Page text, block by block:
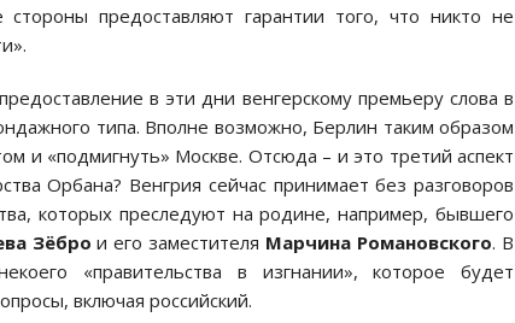
предоставляют гарантии того, что никто не
в эти дни венгерскому премьеру слова в
типа. Вполне возможно, Берлин таким образом
и «подмигнуть» Москве. Отсюда – и это третий аспект
Орбана? Венгрия сейчас принимает без разговоров
которых преследуют на родине, например, бывшего
Зёбро и его заместителя Марчина Романовского. В
«правительства в изгнании», которое будет
включая российский.